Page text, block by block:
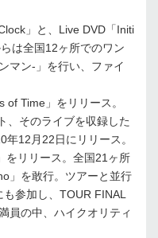
」と、Live DVD「Initi
は全国12ヶ所でのワン
マン-」を行い、ファイ
Time」をリリース。
、そのライブを収録した
12月22日にリリース。
をリリース。全国21ヶ所
」を敢行。ツアーと並行
参加し、TOUR FINAL
員の中、ハイクオリティ